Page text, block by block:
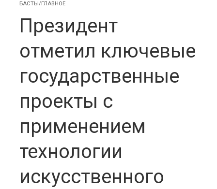
БАСТЫ/ГЛАВНОЕ
Президент
отметил ключевые
государственные
проекты с
применением
технологии
искусственного